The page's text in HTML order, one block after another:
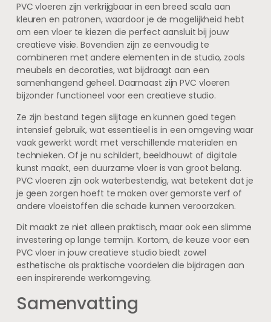
PVC vloeren zijn verkrijgbaar in een breed scala aan
kleuren en patronen, waardoor je de mogelijkheid hebt
om een vloer te kiezen die perfect aansluit bij jouw
creatieve visie. Bovendien zijn ze eenvoudig te
combineren met andere elementen in de studio, zoals
meubels en decoraties, wat bijdraagt aan een
samenhangend geheel. Daarnaast zijn PVC vloeren
bijzonder functioneel voor een creatieve studio.
Ze zijn bestand tegen slijtage en kunnen goed tegen
intensief gebruik, wat essentieel is in een omgeving waar
vaak gewerkt wordt met verschillende materialen en
technieken. Of je nu schildert, beeldhouwt of digitale
kunst maakt, een duurzame vloer is van groot belang.
PVC vloeren zijn ook waterbestendig, wat betekent dat je
je geen zorgen hoeft te maken over gemorste verf of
andere vloeistoffen die schade kunnen veroorzaken.
Dit maakt ze niet alleen praktisch, maar ook een slimme
investering op lange termijn. Kortom, de keuze voor een
PVC vloer in jouw creatieve studio biedt zowel
esthetische als praktische voordelen die bijdragen aan
een inspirerende werkomgeving.
Samenvatting